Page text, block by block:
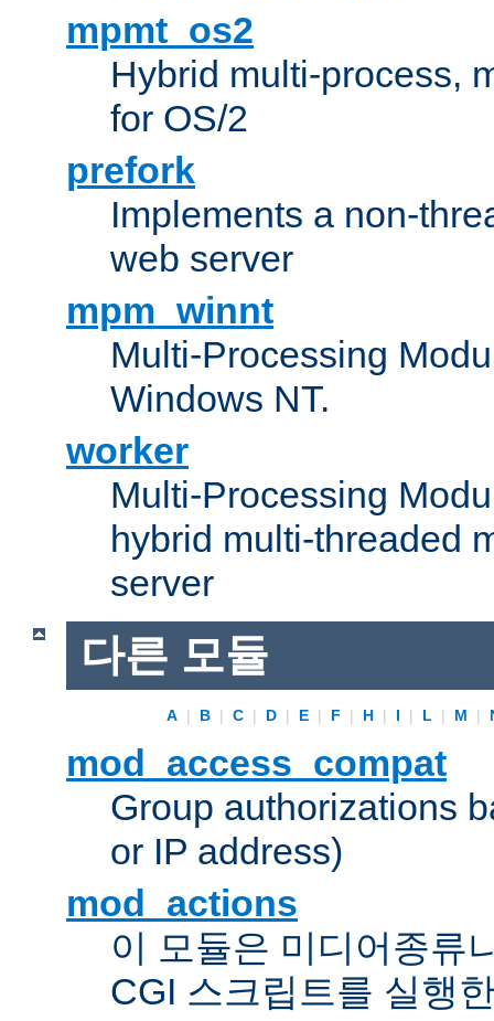
mpmt_os2
Hybrid multi-process,
for OS/2
prefork
Implements a non-
web server
mpm_winnt
Multi-Processing
Windows NT.
worker
Multi-Processing
hybrid multi-threaded
server
다른 모듈
A | B | C | D | E | F | H | I | L | M |
mod_access_compat
Group authorizations
or IP address)
mod_actions
이 모듈은 미디어종류
CGI 스크립트를 실행